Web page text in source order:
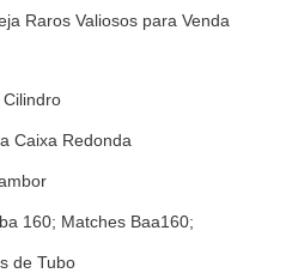
Raros Valiosos para Venda
Caixa Redonda
160; Matches Baa160;
de Tubo